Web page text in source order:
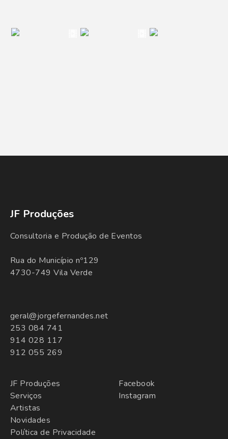
JF Produções
Consultoria e Produção de Eventos
Rua do Município nº129
4730-749 Vila Verde
geral@jorgefernandes.net
253 084 741
914 028 117
912 055 269
JF Produções
Serviços
Artistas
Novidades
Política de Privacidade
Facebook
Instagram